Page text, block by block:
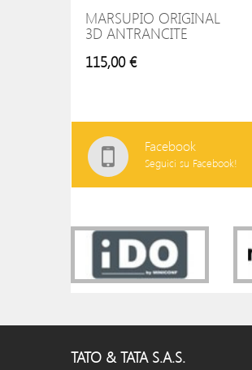
MARSUPIO ORIGINAL
3D ANTRANCITE
115,00 €
Facebook
Seguici su Facebook!
TATO & TATA S.A.S.